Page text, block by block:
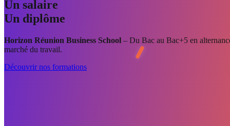
Un salaire
Un diplôme
Horizon Réunion Business School – Du Bac au Bac+5 en
marché du travail.
Découvrir nos formations